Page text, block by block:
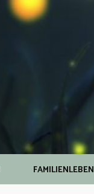
FAMILIENLEBEN